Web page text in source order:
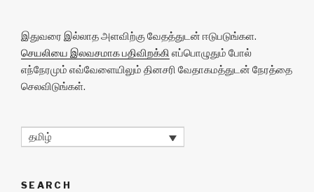
இதுவரை இல்லாத அளவிற்கு வேதத்துடன் ஈடுபடுங்கள.
செயலியை இலவசமாக பதிவிறக்கி எப்பொழுதும் போல்
எந்நேரமும் எவ்வேளையிலும் தினசரி வேதாகமத்துடன் நேரத்தை
செலவிடுங்கள்.
தமிழ்
SEARCH